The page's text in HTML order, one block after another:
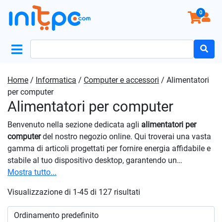
0
Home / Informatica / Computer e accessori / Alimentatori
per computer
Alimentatori per computer
Benvenuto nella sezione dedicata agli alimentatori per
computerdel nostro negozio online. Qui troverai una vasta
gamma di articoli progettati per fornire energia affidabile e
stabile al tuo dispositivo desktop, garantendo un
funzionamento ottimale del sistema. Esplora la nostra
perfetta per le esigenze del tuo computer. Dai modelli
standard ai modelli ad alta efficienza energetica, offriamo
una varietà di opzioni capaci di soddisfare diverse
Mostra tutto...
Visualizzazione di 1-45 di 127 risultati